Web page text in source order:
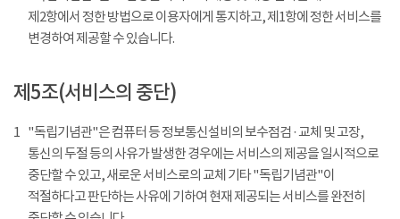
제2항에서 정한 방법으로 이용자에게 통지하고, 제1항에 정한 서비스를
변경하여 제공할 수 있습니다.
제5조(서비스의 중단)
1 "독립기념관"은 컴퓨터 등 정보통신설비의 보수점검 · 교체 및 고장,
통신의 두절 등의 사유가 발생한 경우에는 서비스의 제공을 일시적으로
중단할 수 있고, 새로운 서비스로의 교체 기타 "독립기념관"이
적절하다고 판단하는 사유에 기하여 현재 제공되는 서비스를 완전히